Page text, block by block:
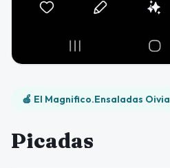
🍎 El Magnifico.Ensaladas Oivia
Picadas